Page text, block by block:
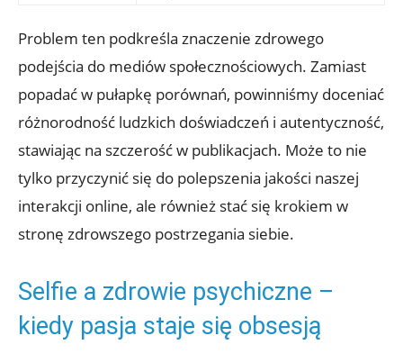
Problem ten podkreśla znaczenie zdrowego⁣
podejścia do mediów społecznościowych. Zamiast
popadać w​ pułapkę porównań,​ powinniśmy doceniać
różnorodność ludzkich⁢ doświadczeń i autentyczność,
stawiając na szczerość w publikacjach. Może to nie
tylko przyczynić się do polepszenia jakości naszej
interakcji⁣ online, ale również stać się krokiem w
stronę zdrowszego postrzegania siebie.
Selfie a zdrowie psychiczne –
kiedy pasja staje się obsesją